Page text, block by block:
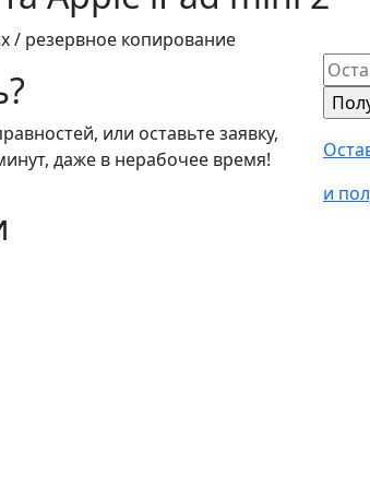
/ резервное копирование
или оставьте заявку,
даже в нерабочее время!
и